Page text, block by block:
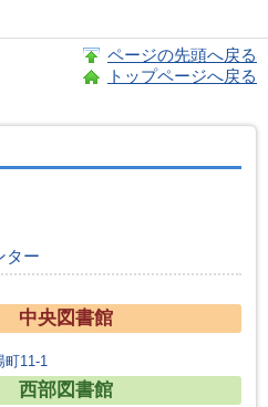
ページの先頭へ戻る
トップページへ戻る
ター
中央図書館
町11-1
西部図書館